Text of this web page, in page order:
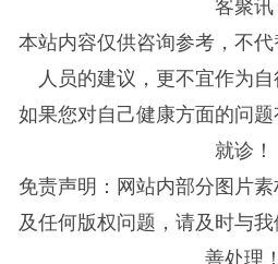
客聚讯
本站内容仅供咨询参考，不
人员的建议，更不宜作为自
如果您对自己健康方面的问
就诊！
免责声明：网站内部分图片
及任何版权问题，请及时与
善处理！